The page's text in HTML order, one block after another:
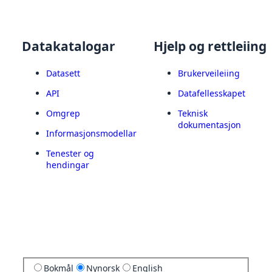
Datakatalogar
Datasett
API
Omgrep
Informasjonsmodellar
Tenester og
hendingar
Hjelp og rettleiing
Brukerveileiing
Datafellesskapet
Teknisk
dokumentasjon
Bokmål Nynorsk English